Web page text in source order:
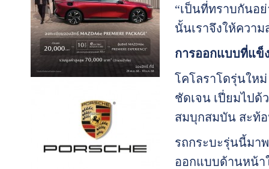
“เป็นที่ทราบกันอ
นั้นเราจึงให้ควา
การออกแบบที่แข็
โคโลราโดรุ่นให
ชัดเจน เปี่ยมไป
สมบุกสมบัน สะท้อ
รถกระบะรุ่นนี้มา
ออกแบบด้านหน้า